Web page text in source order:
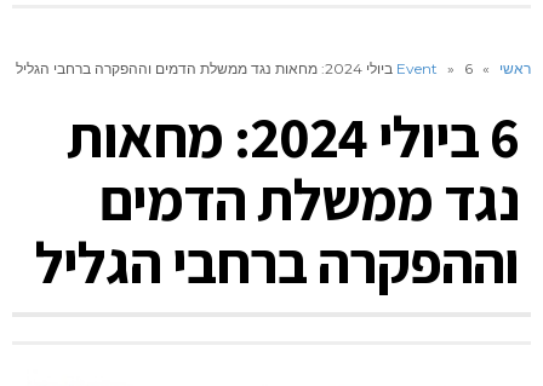
ראשי »
Event » 6 ביולי 2024: מחאות נגד ממשלת הדמים וההפקרה ברחבי הגליל
6 ביולי 2024: מחאות
נגד ממשלת הדמים
וההפקרה ברחבי הגליל